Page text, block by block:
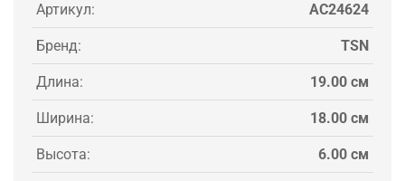
Артикул: AC24624
Бренд: TSN
Длина: 19.00 см
Ширина: 18.00 см
Высота: 6.00 см